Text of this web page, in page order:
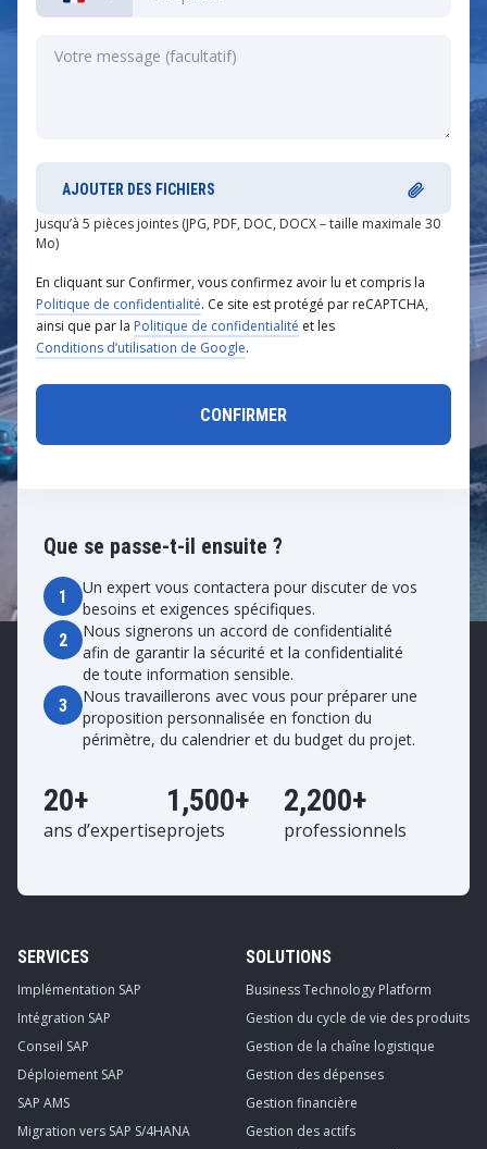
Que se passe-t-il ensuite ?
1
Un expert vous contactera pour discuter de vos
besoins et exigences spécifiques.
2
Nous signerons un accord de confidentialité
afin de garantir la sécurité et la confidentialité
de toute information sensible.
3
Nous travaillerons avec vous pour préparer une
proposition personnalisée en fonction du
périmètre, du calendrier et du budget du projet.
20+
ans d’expertise
1,500+
projets
2,200+
professionnels
AJOUTER DES FICHIERS
Jusqu’à 5 pièces jointes (JPG, PDF, DOC, DOCX – taille maximale 30
Mo)
En cliquant sur Confirmer, vous confirmez avoir lu et compris la
Politique de confidentialité. Ce site est protégé par reCAPTCHA,
ainsi que par la Politique de confidentialité et les
Conditions d’utilisation de Google.
SERVICES
Implémentation SAP
Intégration SAP
Conseil SAP
Déploiement SAP
SAP AMS
Migration vers SAP S/4HANA
SOLUTIONS
Business Technology Platform
Gestion du cycle de vie des produits
Gestion de la chaîne logistique
Gestion des dépenses
Gestion financière
Gestion des actifs